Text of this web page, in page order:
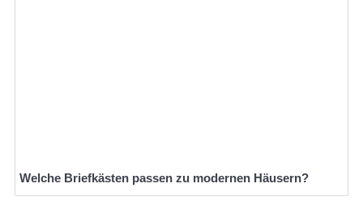
Welche Briefkästen passen zu modernen Häusern?